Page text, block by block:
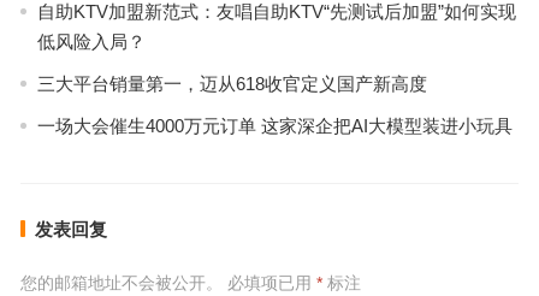
自助KTV加盟新范式：友唱自助KTV“先测试后加盟”如何实现
低风险入局？
三大平台销量第一，迈从618收官定义国产新高度
一场大会催生4000万元订单 这家深企把AI大模型装进小玩具
发表回复
您的邮箱地址不会被公开。 必填项已用 *标注